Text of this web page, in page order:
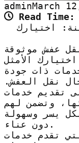
adminMarch
Read Time:
اختيارك
عفش موثوقة
الأمثل
ذات جودة
نقل العفش.
تقديم خدمات
وتضمن لهم
يسر وسهولة
دون عناء.
تقدم خدمات